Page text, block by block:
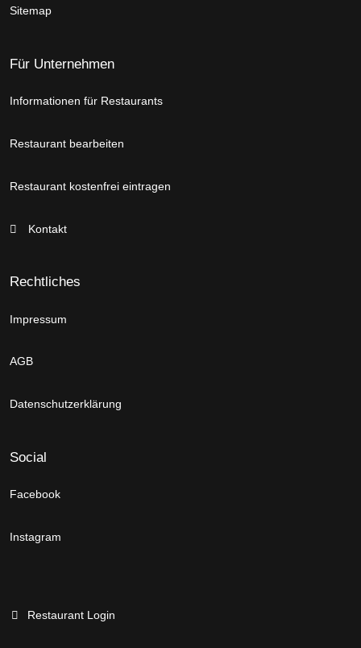
Sitemap
Für Unternehmen
Informationen für Restaurants
Restaurant bearbeiten
Restaurant kostenfrei eintragen
Kontakt
Rechtliches
Impressum
AGB
Datenschutzerklärung
Social
Facebook
Instagram
Restaurant Login